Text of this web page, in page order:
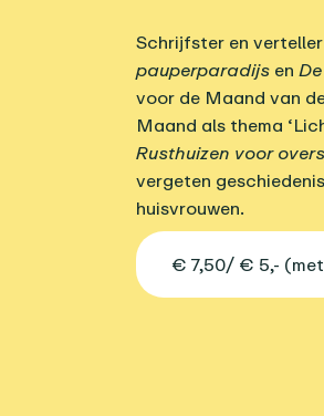
Schrijfster en
pauperparadijs en
voor de Maand van
Maand als thema
Rusthuizen voor
vergeten
huisvrouwen.
€ 7,50/ € 5,-